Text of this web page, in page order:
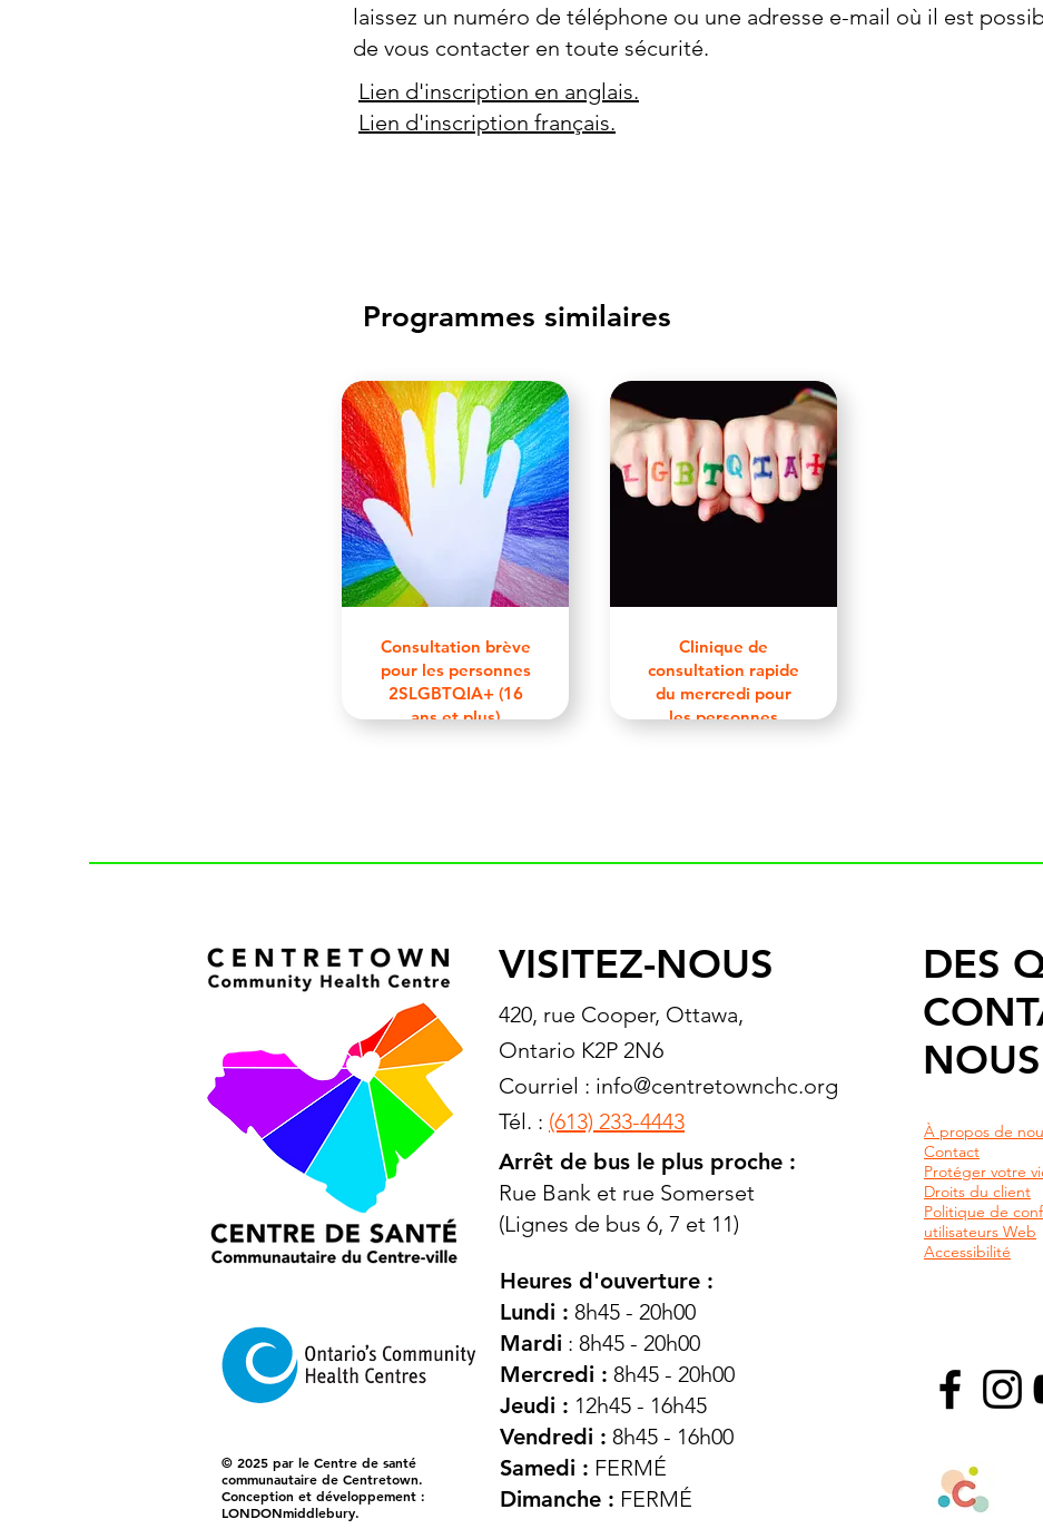
laissez un numéro de téléphone ou une adresse e-mail où il est
de vous contacter en toute sécurité.
Lien d'inscription en anglais.
Lien d'inscription français.
Programmes similaires
Consultation brève
pour les personnes
2SLGBTQIA+ (16
ans et plus)
Clinique de
consultation rapide
du mercredi pour
les personnes
© 2025 par le Centre de santé
communautaire de Centretown.
Conception et développement :
LONDONmiddlebury.
VISITEZ-NOUS
420, rue Cooper, Ottawa,
Ontario K2P 2N6
Courriel : info@centretownchc.org
Tél. : (613) 233-4443
Arrêt de bus le plus proche :
Rue Bank et rue Somerset
(Lignes de bus 6, 7 et 11)
Heures d'ouverture :
Lundi : 8h45 - 20h00
Mardi : 8h45 - 20h00
Mercredi : 8h45 - 20h00
Jeudi : 12h45 - 16h45
Vendredi : 8h45 - 16h00
Samedi : FERMÉ
Dimanche : FERMÉ
DES
NOUS
À propos de
Contact
Protéger votre
Droits du client
Politique de
utilisateurs Web
Accessibilité